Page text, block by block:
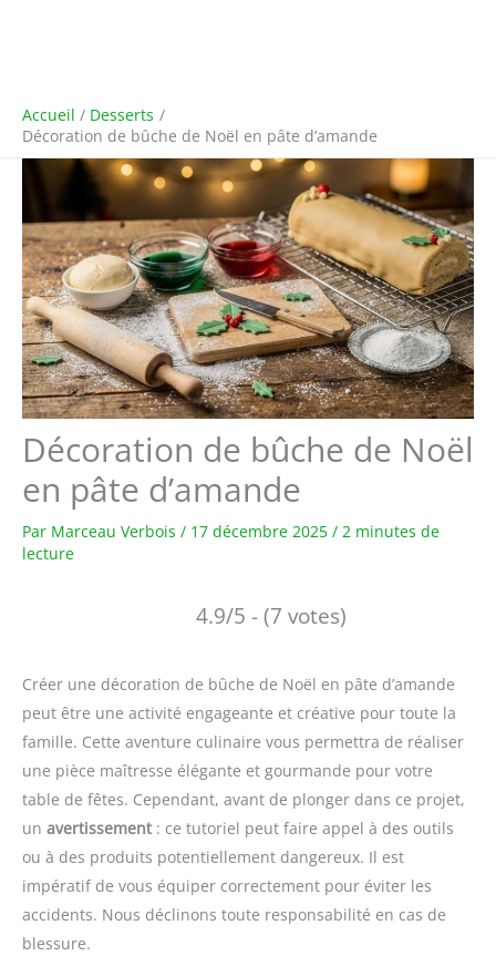
Accueil
Desserts
Décoration de bûche de Noël en pâte d’amande
Décoration de bûche de Noël
en pâte d’amande
Par Marceau Verbois / 17 décembre 2025 / 2 minutes de
lecture
4.9/5 - (7 votes)
Créer une décoration de bûche de Noël en pâte d’amande
peut être une activité engageante et créative pour toute la
famille. Cette aventure culinaire vous permettra de réaliser
une pièce maîtresse élégante et gourmande pour votre
table de fêtes. Cependant, avant de plonger dans ce projet,
un avertissement : ce tutoriel peut faire appel à des outils
ou à des produits potentiellement dangereux. Il est
impératif de vous équiper correctement pour éviter les
accidents. Nous déclinons toute responsabilité en cas de
blessure.